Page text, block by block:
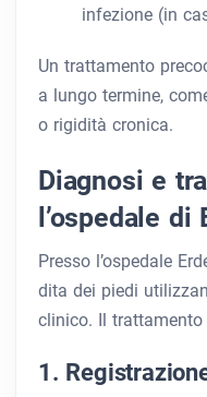
infezione (in
Un trattamento
a lungo termine,
o rigidità cronica.
Diagnosi e
l’ospedale di
Presso l’ospedale
dita dei piedi
clinico. Il
1.